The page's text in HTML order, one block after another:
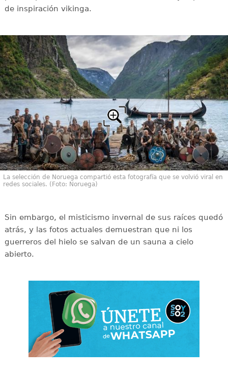
de inspiración vikinga.
La selección de Noruega compartió esta fotografía que se volvió viral en
redes sociales. (Foto: Noruega)
Sin embargo, el misticismo invernal de sus raíces quedó
atrás, y las fotos actuales demuestran que ni los
guerreros del hielo se salvan de un sauna a cielo
abierto.